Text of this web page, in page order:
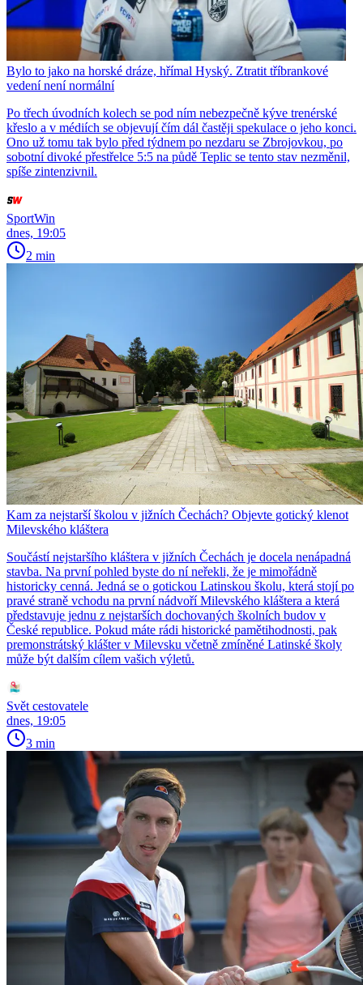
Bylo to jako na horské dráze, hřímal Hyský. Ztratit tříbrankové
vedení není normální
Po třech úvodních kolech se pod ním nebezpečně kýve trenérské
křeslo a v médiích se objevují čím dál častěji spekulace o jeho konci.
Ono už tomu tak bylo před týdnem po nezdaru se Zbrojovkou, po
sobotní divoké přestřelce 5:5 na půdě Teplic se tento stav nezměnil,
spíše zintenzivnil.
SportWin
dnes, 19:05
2 min
Kam za nejstarší školou v jižních Čechách? Objevte gotický klenot
Milevského kláštera
Součástí nejstaršího kláštera v jižních Čechách je docela nenápadná
stavba. Na první pohled byste do ní neřekli, že je mimořádně
historicky cenná. Jedná se o gotickou Latinskou školu, která stojí po
pravé straně vchodu na první nádvoří Milevského kláštera a která
představuje jednu z nejstarších dochovaných školních budov v
České republice. Pokud máte rádi historické pamětihodnosti, pak
premonstrátský klášter v Milevsku včetně zmíněné Latinské školy
může být dalším cílem vašich výletů.
Svět cestovatele
dnes, 19:05
3 min